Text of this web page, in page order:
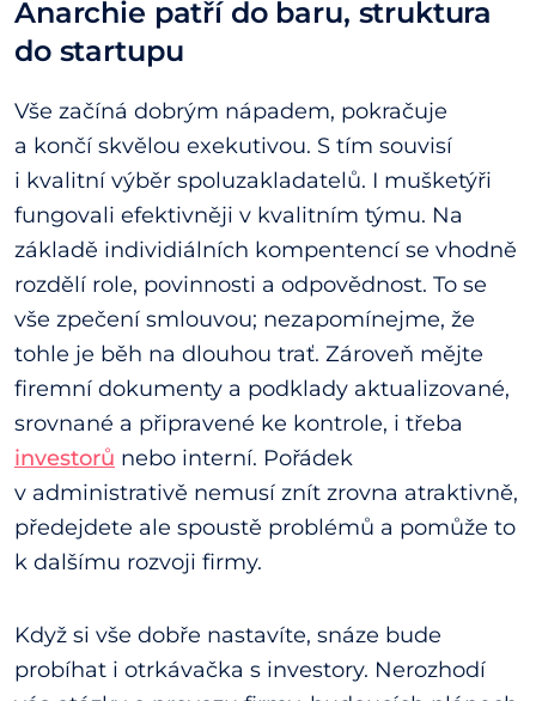
Anarchie patří do baru, struktura
do startupu
Vše začíná dobrým nápadem, pokračuje
a končí skvělou exekutivou. S tím souvisí
i kvalitní výběr spoluzakladatelů. I mušketýři
fungovali efektivněji v kvalitním týmu. Na
základě individiálních kompentencí se vhodně
rozdělí role, povinnosti a odpovědnost. To se
vše zpečení smlouvou; nezapomínejme, že
tohle je běh na dlouhou trať. Zároveň mějte
firemní dokumenty a podklady aktualizované,
srovnané a připravené ke kontrole, i třeba
investorů nebo interní. Pořádek
v administrativě nemusí znít zrovna atraktivně,
předejdete ale spoustě problémů a pomůže to
k dalšímu rozvoji firmy.
Když si vše dobře nastavíte, snáze bude
probíhat i otrkávačka s investory. Nerozhodí